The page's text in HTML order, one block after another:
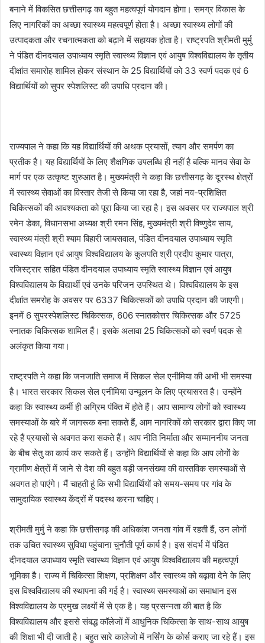
बनाने में विकसित छत्तीसगढ़ का बहुत महत्वपूर्ण योगदान होगा। समग्र विकास के
लिए नागरिकों का अच्छा स्वास्थ्य महत्वपूर्ण होता है। अच्छा स्वास्थ्य लोगों की
उत्पादकता और रचनात्मकता को बढ़ाने में सहायक होता है। राष्ट्रपति श्रीमती मुर्मु
ने पंडित दीनदयाल उपाध्याय स्मृति स्वास्थ्य विज्ञान एवं आयुष विश्वविद्यालय के तृतीय
दीक्षांत समारोह शामिल होकर संस्थान के 25 विद्यार्थियों को 33 स्वर्ण पदक एवं 6
विद्यार्थियों को सुपर स्पेशलिस्ट की उपाधि प्रदान की।
राज्यपाल ने कहा कि यह विद्यार्थियों की अथक प्रयासों, त्याग और समर्पण का
प्रतीक है। यह विद्यार्थियों के लिए शैक्षणिक उपलब्धि ही नहीं है बल्कि मानव सेवा के
मार्ग पर एक उत्कृष्ट शुरुआत है। मुख्यमंत्री ने कहा कि छत्तीसगढ़ के दूरस्थ क्षेत्रों
में स्वास्थ्य सेवाओं का विस्तार तेजी से किया जा रहा है, जहां नव-प्रशिक्षित
चिकित्सकों की आवश्यकता को पूरा किया जा रहा है। इस अवसर पर राज्यपाल श्री
रमेन डेका, विधानसभा अध्यक्ष श्री रमन सिंह, मुख्यमंत्री श्री विष्णुदेव साय,
स्वास्थ्य मंत्री श्री श्याम बिहारी जायसवाल, पंडित दीनदयाल उपाध्याय स्मृति
स्वास्थ्य विज्ञान एवं आयुष विश्वविद्यालय के कुलपति श्री प्रदीप कुमार पात्रा,
रजिस्ट्रार सहित पंडित दीनदयाल उपाध्याय स्मृति स्वास्थ्य विज्ञान एवं आयुष
विश्वविद्यालय के विद्यार्थी एवं उनके परिजन उपस्थित थे। विश्वविद्यालय के इस
दीक्षांत समरोह के अवसर पर 6337 चिकित्सकों को उपाधि प्रदान की जाएगी।
इनमें 6 सुपरस्पेशलिस्ट चिकित्सक, 606 स्नातकोत्तर चिकित्सक और 5725
स्नातक चिकित्सक शामिल हैं। इसके अलावा 25 चिकित्सकों को स्वर्ण पदक से
अलंकृत किया गया।
राष्ट्रपति ने कहा कि जनजाति समाज में सिकल सेल एनीमिया की अभी भी समस्या
है। भारत सरकार सिकल सेल एनीमिया उन्मूलन के लिए प्रयासरत है। उन्होंने
कहा कि स्वास्थ्य कर्मी ही अग्रिम पंक्ति में होते हैं। आप सामान्य लोगों को स्वास्थ्य
समस्याओं के बारे में जागरूक बना सकते हैं, आम नागरिकों को सरकार द्वारा किए जा
रहे हैं प्रयासों से अवगत करा सकते हैं। आप नीति निर्माता और सम्माननीय जनता
के बीच सेतु का कार्य कर सकते हैं। उन्होंने विद्यार्थियों से कहा कि आप लोगोें के
ग्रामीण क्षेत्रों में जाने से देश की बहुत बड़ी जनसंख्या की वास्तविक समस्याओं से
अवगत हो पाएंगे। मैं चाहती हूं कि सभी विद्यार्थियों को समय-समय पर गांव के
सामुदायिक स्वास्थ्य केंद्रों में पदस्थ करना चाहिए।
श्रीमती मुर्मु ने कहा कि छत्तीसगढ़ की अधिकांश जनता गांव में रहती हैं, उन लोगों
तक उचित स्वास्थ्य सुविधा पहुंचाना चुनौती पूर्ण कार्य है। इस संदर्भ में पंडित
दीनदयाल उपाध्याय स्मृति स्वास्थ्य विज्ञान एवं आयुष विश्वविद्यालय की महत्वपूर्ण
भूमिका है। राज्य में चिकित्सा शिक्षण, प्रशिक्षण और स्वास्थ्य को बढ़ावा देने के लिए
इस विश्वविद्यालय की स्थापना की गई है। स्वास्थ्य समस्याओं का समाधान इस
विश्वविद्यालय के प्रमुख लक्ष्यों में से एक है। यह प्रसन्नता की बात है कि
विश्वविद्यालय और इससे संबद्ध कॉलेजों में आधुनिक चिकित्सा के साथ-साथ आयुष
की शिक्षा भी दी जाती है। बहुत सारे कालेजो में नर्सिंग के कोर्स कराए जा रहे हैं। इस